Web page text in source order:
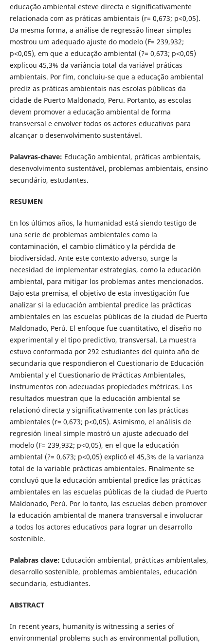
educação ambiental esteve directa e significativamente
relacionada com as práticas ambientais (r= 0,673; p<0,05).
Da mesma forma, a análise de regressão linear simples
mostrou um adequado ajuste do modelo (F= 239,932;
p<0,05), em que a educação ambiental (?= 0,673; p<0,05)
explicou 45,3% da variância total da variável práticas
ambientais. Por fim, concluiu-se que a educação ambiental
prediz as práticas ambientais nas escolas públicas da
cidade de Puerto Maldonado, Peru. Portanto, as escolas
devem promover a educação ambiental de forma
transversal e envolver todos os actores educativos para
alcançar o desenvolvimento sustentável.
Palavras-chave: Educação ambiental, práticas ambientais,
desenvolvimento sustentável, problemas ambientais, ensino
secundário, estudantes.
RESUMEN
En los últimos años, la humanidad está siendo testigo de
una serie de problemas ambientales como la
contaminación, el cambio climático y la pérdida de
biodiversidad. Ante este contexto adverso, surge la
necesidad de implementar estrategias, como la educación
ambiental, para mitigar los problemas antes mencionados.
Bajo esta premisa, el objetivo de esta investigación fue
analizar si la educación ambiental predice las prácticas
ambientales en las escuelas públicas de la ciudad de Puerto
Maldonado, Perú. El enfoque fue cuantitativo, el diseño no
experimental y el tipo predictivo, transversal. La muestra
estuvo conformada por 292 estudiantes del quinto año de
secundaria que respondieron el Cuestionario de Educación
Ambiental y el Cuestionario de Prácticas Ambientales,
instrumentos con adecuadas propiedades métricas. Los
resultados muestran que la educación ambiental se
relacionó directa y significativamente con las prácticas
ambientales (r= 0,673; p<0,05). Asimismo, el análisis de
regresión lineal simple mostró un ajuste adecuado del
modelo (F= 239,932; p<0,05), en el que la educación
ambiental (?= 0,673; p<0,05) explicó el 45,3% de la varianza
total de la variable prácticas ambientales. Finalmente se
concluyó que la educación ambiental predice las prácticas
ambientales en las escuelas públicas de la ciudad de Puerto
Maldonado, Perú. Por lo tanto, las escuelas deben promover
la educación ambiental de manera transversal e involucrar
a todos los actores educativos para lograr un desarrollo
sostenible.
Palabras clave: Educación ambiental, prácticas ambientales,
desarrollo sostenible, problemas ambientales, educación
secundaria, estudiantes.
ABSTRACT
In recent years, humanity is witnessing a series of
environmental problems such as environmental pollution,